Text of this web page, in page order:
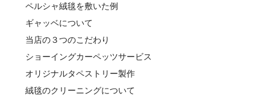
ペルシャ絨毯を敷いた例
ギャッベについて
当店の３つのこだわり
ショーイングカーペッツサービス
オリジナルタペストリー製作
絨毯のクリーニングについて